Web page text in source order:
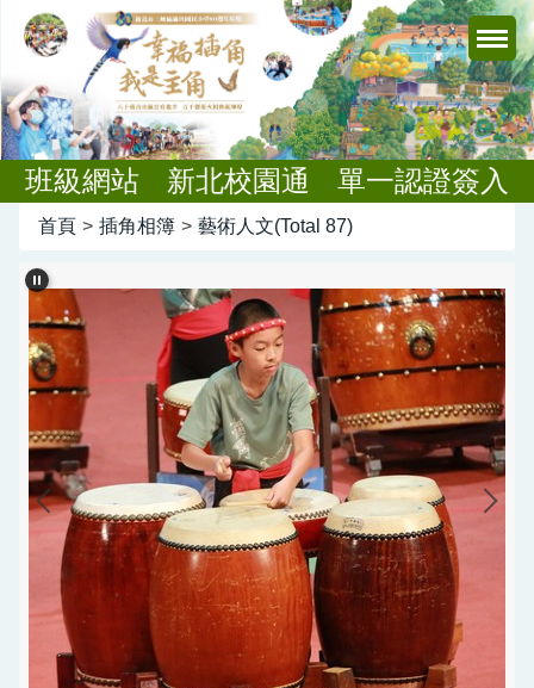
跳
到
要
內
容
區班級網站 新北校園通 單一認證簽入
首頁 > 插角相簿 > 藝術人文(Total 87)